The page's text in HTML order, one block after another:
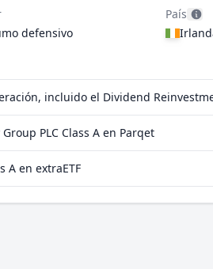
defensivo
País
incluido el Dividend
PLC Class A en Parqet
A en extraETF